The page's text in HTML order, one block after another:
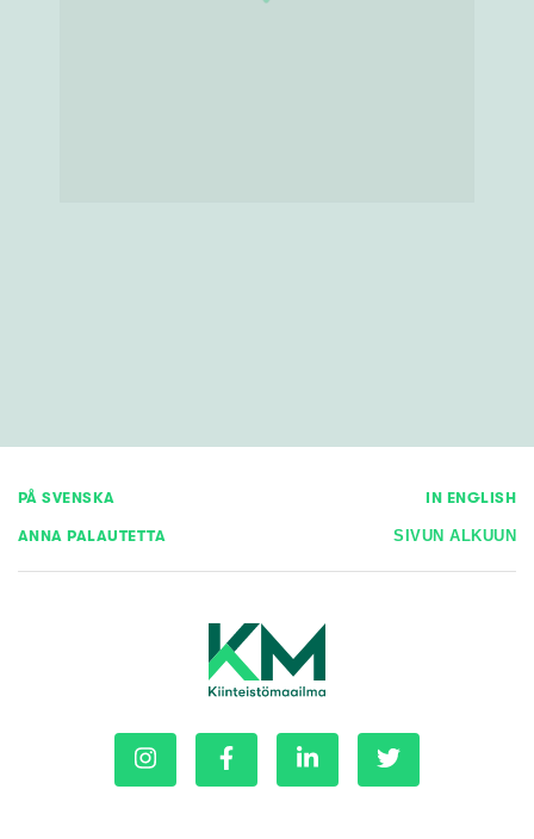
PÅ SVENSKA IN ENGLISH
ANNA PALAUTETTA SIVUN ALKUUN